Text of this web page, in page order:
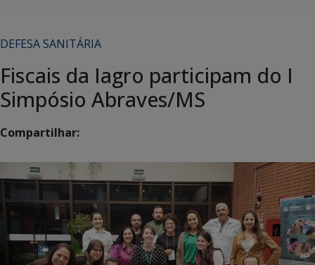
DEFESA SANITÁRIA
Fiscais da Iagro participam do I
Simpósio Abraves/MS
Compartilhar: